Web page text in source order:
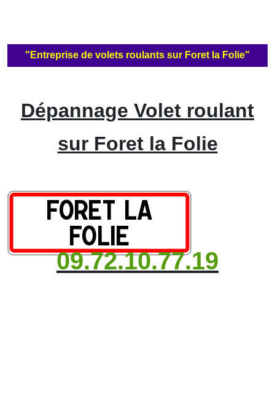
"Entreprise de volets roulants sur Foret la Folie"
Dépannage Volet roulant
sur Foret la Folie
09.72.10.77.19